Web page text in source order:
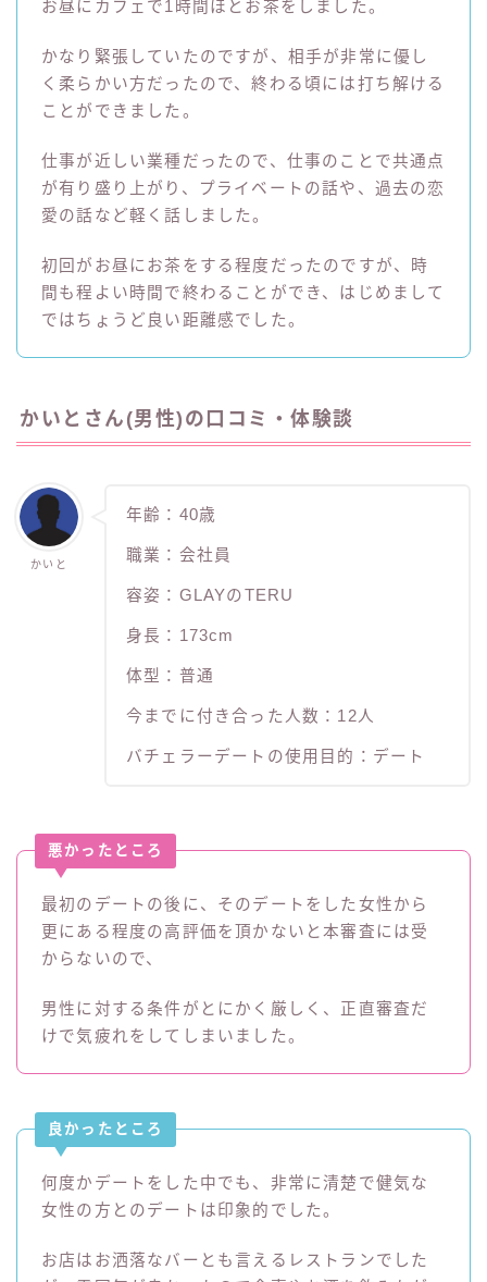
お昼にカフェで1時間ほとお茶をしました。
かなり緊張していたのですが、相手が非常に優し
く柔らかい方だったので、終わる頃には打ち解ける
ことができました。
仕事が近しい業種だったので、仕事のことで共通点
が有り盛り上がり、プライベートの話や、過去の恋
愛の話など軽く話しました。
初回がお昼にお茶をする程度だったのですが、時
間も程よい時間で終わることができ、はじめまして
ではちょうど良い距離感でした。
かいとさん(男性)の口コミ・体験談
かいと
年齢：40歳
職業：会社員
容姿：GLAYのTERU
身長：173cm
体型：普通
今までに付き合った人数：12人
バチェラーデートの使用目的：デート
悪かったところ
最初のデートの後に、そのデートをした女性から
更にある程度の高評価を頂かないと本審査には受
からないので、
男性に対する条件がとにかく厳しく、正直審査だ
けで気疲れをしてしまいました。
良かったところ
何度かデートをした中でも、非常に清楚で健気な
女性の方とのデートは印象的でした。
お店はお洒落なバーとも言えるレストランでした